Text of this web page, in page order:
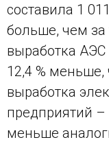
составила 1
больше, чем за
выработка АЭС
12,4 % меньше,
выработка
предприятий –
меньше